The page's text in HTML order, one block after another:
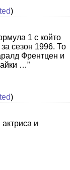
)
1 с който
сезон 1996. То
Френтцен и
…”
)
и